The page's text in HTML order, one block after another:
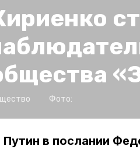
Фото:
в послании